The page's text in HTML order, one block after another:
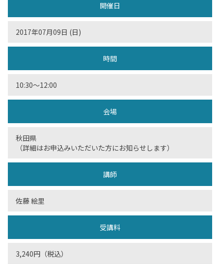
開催日
2017年07月09日 (日)
時間
10:30〜12:00
会場
秋田県
（詳細はお申込みいただいた方にお知らせします）
講師
佐藤 絵里
受講料
3,240円（税込）